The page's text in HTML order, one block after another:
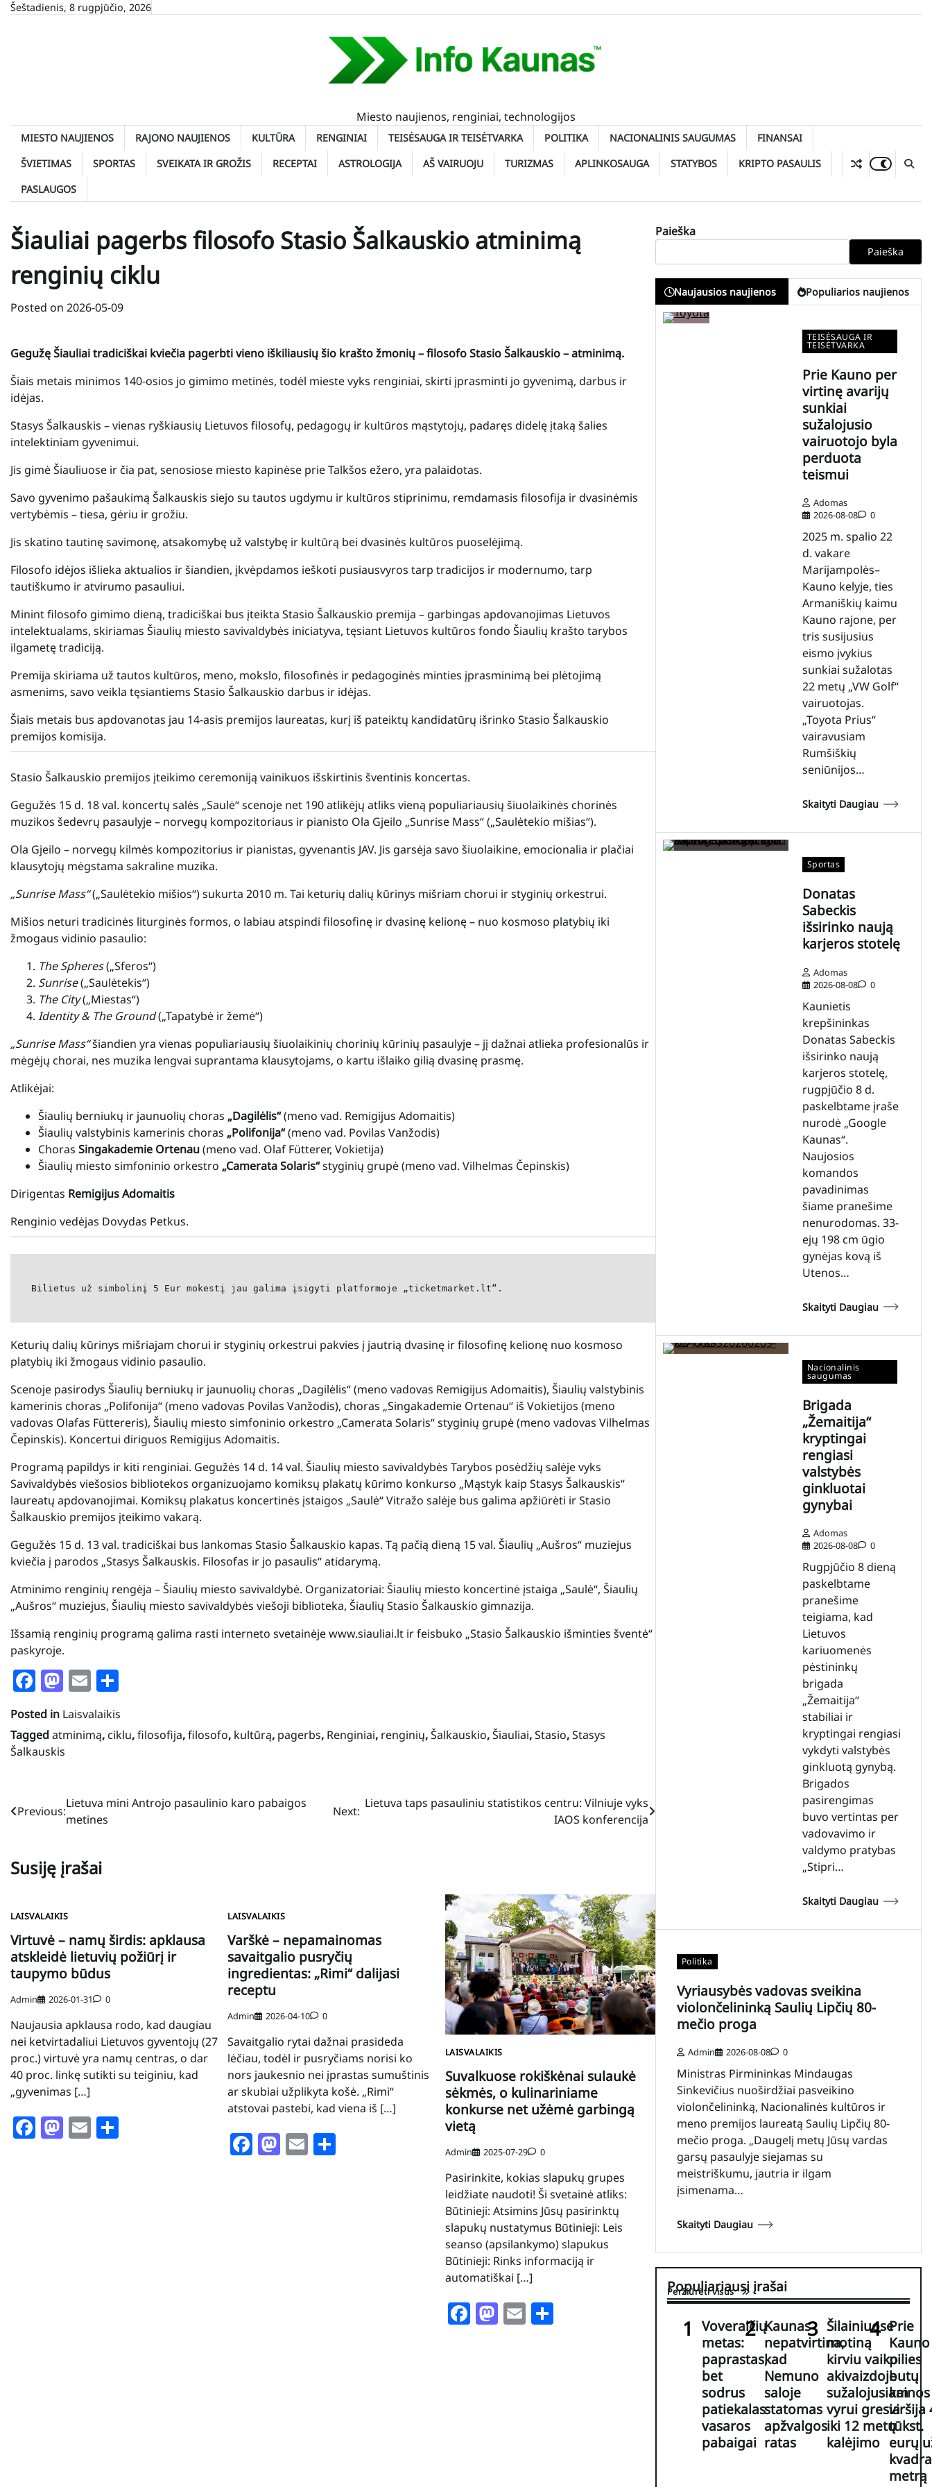
SkipŠeštadienis, 8 rugpjūčio, 2026
Miesto naujienos, renginiai, technologijos
MIESTO NAUJIENOS RAJONO NAUJIENOS KULTŪRA RENGINIAI TEISĖSAUGA IR TEISĖTVARKA POLITIKA NACIONALINIS SAUGUMAS
FINANSAI
ŠVIETIMAS
SPORTAS SVEIKATA IR GROŽIS RECEPTAI ASTROLOGIJA AŠ VAIRUOJU TURIZMAS APLINKOSAUGA STATYBOS
KRIPTO PASAULIS
PASLAUGOS
Šiauliai pagerbs filosofo Stasio Šalkauskio atminimą
renginių ciklu
Posted on 2026-05-09
Gegužę Šiauliai tradiciškai kviečia pagerbti vieno iškiliausių šio krašto žmonių – filosofo Stasio Šalkauskio – atminimą.
Šiais metais minimos 140-osios jo gimimo metinės, todėl mieste vyks renginiai, skirti įprasminti jo gyvenimą, darbus ir
idėjas.
Stasys Šalkauskis – vienas ryškiausių Lietuvos filosofų, pedagogų ir kultūros mąstytojų, padaręs didelę įtaką šalies
intelektiniam gyvenimui.
Jis gimė Šiauliuose ir čia pat, senosiose miesto kapinėse prie Talkšos ežero, yra palaidotas.
Savo gyvenimo pašaukimą Šalkauskis siejo su tautos ugdymu ir kultūros stiprinimu, remdamasis filosofija ir dvasinėmis
vertybėmis – tiesa, gėriu ir grožiu.
Jis skatino tautinę savimonę, atsakomybę už valstybę ir kultūrą bei dvasinės kultūros puoselėjimą.
Filosofo idėjos išlieka aktualios ir šiandien, įkvėpdamos ieškoti pusiausvyros tarp tradicijos ir modernumo, tarp
tautiškumo ir atvirumo pasauliui.
Minint filosofo gimimo dieną, tradiciškai bus įteikta Stasio Šalkauskio premija – garbingas apdovanojimas Lietuvos
intelektualams, skiriamas Šiaulių miesto savivaldybės iniciatyva, tęsiant Lietuvos kultūros fondo Šiaulių krašto tarybos
ilgametę tradiciją.
Premija skiriama už tautos kultūros, meno, mokslo, filosofinės ir pedagoginės minties įprasminimą bei plėtojimą
asmenims, savo veikla tęsiantiems Stasio Šalkauskio darbus ir idėjas.
Šiais metais bus apdovanotas jau 14-asis premijos laureatas, kurį iš pateiktų kandidatūrų išrinko Stasio Šalkauskio
premijos komisija.
Stasio Šalkauskio premijos įteikimo ceremoniją vainikuos išskirtinis šventinis koncertas.
Gegužės 15 d. 18 val. koncertų salės „Saulė“ scenoje net 190 atlikėjų atliks vieną populiariausių šiuolaikinės chorinės
muzikos šedevrų pasaulyje – norvegų kompozitoriaus ir pianisto Ola Gjeilo „Sunrise Mass“ („Saulėtekio mišias“).
Ola Gjeilo – norvegų kilmės kompozitorius ir pianistas, gyvenantis JAV. Jis garsėja savo šiuolaikine, emocionalia ir plačiai
klausytojų mėgstama sakraline muzika.
„Sunrise Mass“(„Saulėtekio mišios“) sukurta 2010 m. Tai keturių dalių kūrinys mišriam chorui ir styginių orkestrui.
Mišios neturi tradicinės liturginės formos, o labiau atspindi filosofinę ir dvasinę kelionę – nuo kosmoso platybių iki
žmogaus vidinio pasaulio:
The Spheres(„Sferos“)
Sunrise(„Saulėtekis“)
The City(„Miestas“)
Identity & The Ground(„Tapatybė ir žemė“)
„Sunrise Mass“šiandien yra vienas populiariausių šiuolaikinių chorinių kūrinių pasaulyje – jį dažnai atlieka profesionalūs ir
mėgėjų chorai, nes muzika lengvai suprantama klausytojams, o kartu išlaiko gilią dvasinę prasmę.
Atlikėjai:
Šiaulių berniukų ir jaunuolių choras „Dagilėlis“(meno vad. Remigijus Adomaitis)
Šiaulių valstybinis kamerinis choras „Polifonija“(meno vad. Povilas Vanžodis)
Choras Singakademie Ortenau(meno vad. Olaf Fütterer, Vokietija)
Šiaulių miesto simfoninio orkestro „Camerata Solaris“styginių grupė (meno vad. Vilhelmas Čepinskis)
Dirigentas Remigijus Adomaitis
Renginio vedėjas Dovydas Petkus.
Bilietus už simbolinį 5 Eur mokestį jau galima įsigyti platformoje „ticketmarket.lt“.
Keturių dalių kūrinys mišriajam chorui ir styginių orkestrui pakvies į jautrią dvasinę ir filosofinę kelionę nuo kosmoso
platybių iki žmogaus vidinio pasaulio.
Scenoje pasirodys Šiaulių berniukų ir jaunuolių choras „Dagilėlis“ (meno vadovas Remigijus Adomaitis), Šiaulių valstybinis
kamerinis choras „Polifonija“ (meno vadovas Povilas Vanžodis), choras „Singakademie Ortenau“ iš Vokietijos (meno
vadovas Olafas Füttereris), Šiaulių miesto simfoninio orkestro „Camerata Solaris“ styginių grupė (meno vadovas Vilhelmas
Čepinskis). Koncertui diriguos Remigijus Adomaitis.
Programą papildys ir kiti renginiai. Gegužės 14 d. 14 val. Šiaulių miesto savivaldybės Tarybos posėdžių salėje vyks
Savivaldybės viešosios bibliotekos organizuojamo komiksų plakatų kūrimo konkurso „Mąstyk kaip Stasys Šalkauskis“
laureatų apdovanojimai. Komiksų plakatus koncertinės įstaigos „Saulė“ Vitražo salėje bus galima apžiūrėti ir Stasio
Šalkauskio premijos įteikimo vakarą.
Gegužės 15 d. 13 val. tradiciškai bus lankomas Stasio Šalkauskio kapas. Tą pačią dieną 15 val. Šiaulių „Aušros“ muziejus
kviečia į parodos „Stasys Šalkauskis. Filosofas ir jo pasaulis“ atidarymą.
Atminimo renginių rengėja – Šiaulių miesto savivaldybė. Organizatoriai: Šiaulių miesto koncertinė įstaiga „Saulė“, Šiaulių
„Aušros“ muziejus, Šiaulių miesto savivaldybės viešoji biblioteka, Šiaulių Stasio Šalkauskio gimnazija.
Išsamią renginių programą galima rasti interneto svetainėje www.siauliai.lt ir feisbuko „Stasio Šalkauskio išminties šventė“
paskyroje.
Facebook
Mastodon
Email
Posted in Laisvalaikis
Taggedatminimą, ciklu,filosofija,filosofo, kultūrą, pagerbs, Renginiai, renginių,Šalkauskio,Šiauliai,Stasio,Stasys
Šalkauskis
Navigacija
įrašų
Previous:
Lietuva mini Antrojo pasaulinio karo pabaigos
metines
Next:
Lietuva taps pasauliniu statistikos centru: Vilniuje vyks
IAOS konferencija
Susiję įrašai
LAISVALAIKIS
Virtuvė – namų širdis: apklausa
atskleidė lietuvių požiūrį ir
taupymo būdus
Admin 2026-01-31 0
Naujausia apklausa rodo, kad daugiau
nei ketvirtadaliui Lietuvos gyventojų (27
proc.) virtuvė yra namų centras, o dar
40 proc. linkę sutikti su teiginiu, kad
„gyvenimas […]
Facebook
Mastodon
Email
LAISVALAIKIS
Varškė – nepamainomas
savaitgalio pusryčių
ingredientas: „Rimi“ dalijasi
receptu
Admin 2026-04-10 0
Savaitgalio rytai dažnai prasideda
lėčiau, todėl ir pusryčiams norisi ko
nors jaukesnio nei įprastas sumuštinis
ar skubiai užplikyta košė. „Rimi“
atstovai pastebi, kad viena iš […]
Facebook
Mastodon
Email
LAISVALAIKIS
Suvalkuose rokiškėnai sulaukė
sėkmės, o kulinariniame
konkurse net užėmė garbingą
vietą
Admin 2025-07-29 0
Pasirinkite, kokias slapukų grupes
leidžiate naudoti! Ši svetainė atliks:
Būtinieji: Atsimins Jūsų pasirinktų
slapukų nustatymus Būtinieji: Leis
seanso (apsilankymo) slapukus
Būtinieji: Rinks informaciją ir
automatiškai […]
Facebook
Mastodon
EmailShare
Paieška
Paieška
Naujausios naujienos Populiarios naujienos
TEISĖSAUGA IR
TEISĖTVARKA
Prie Kauno per
virtinę avarijų
sunkiai
sužalojusio
vairuotojo byla
perduota
teismui
Adomas
2026-08-08
0
2025 m. spalio 22
d. vakare
Marijampolės–
Kauno kelyje, ties
Armaniškių kaimu
Kauno rajone, per
tris susijusius
eismo įvykius
sunkiai sužalotas
22 metų „VW Golf“
vairuotojas.
„Toyota Prius“
vairavusiam
Rumšiškių
seniūnijos…
Skaityti Daugiau
Sportas
Donatas
Sabeckis
išsirinko naują
karjeros stotelę
Adomas
2026-08-08
0
Kaunietis
krepšininkas
Donatas Sabeckis
išsirinko naują
karjeros stotelę,
rugpjūčio 8 d.
paskelbtame įraše
nurodė „Google
Kaunas“.
Naujosios
komandos
pavadinimas
šiame pranešime
nenurodomas. 33-
ejų 198 cm ūgio
gynėjas kovą iš
Utenos…
Skaityti Daugiau
Nacionalinis
saugumas
Brigada
„Žemaitija“
kryptingai
rengiasi
valstybės
ginkluotai
gynybai
Adomas
2026-08-08
0
Rugpjūčio 8 dieną
paskelbtame
pranešime
teigiama, kad
Lietuvos
kariuomenės
pėstininkų
brigada
„Žemaitija“
stabiliai ir
kryptingai rengiasi
vykdyti valstybės
ginkluotą gynybą.
Brigados
pasirengimas
buvo vertintas per
vadovavimo ir
valdymo pratybas
„Stipri…
Skaityti Daugiau
Politika
Vyriausybės vadovas sveikina
violončelininką Saulių Lipčių 80-
mečio proga
Admin 2026-08-08 0
Ministras Pirmininkas Mindaugas
Sinkevičius nuoširdžiai pasveikino
violončelininką, Nacionalinės kultūros ir
meno premijos laureatą Saulių Lipčių 80-
mečio proga. „Daugelį metų Jūsų vardas
garsų pasaulyje siejamas su
meistriškumu, jautria ir ilgam
įsimenama…
Skaityti Daugiau
Populiariausi įrašai
Peržiūrėti visus
Voveraičių
metas:
paprastas,
bet
sodrus
patiekalas
vasaros
pabaigai
Kaunas
nepatvirtina,
kad
Nemuno
saloje
statomas
apžvalgos
ratas
Šilainiuose
motiną
kirviu vaiko
akivaizdoje
sužalojusiam
vyrui gresia
iki 12 metų
kalėjimo
Prie
Kauno
pilies
butų
kainos
viršija
tūkst.
eurų
metrą